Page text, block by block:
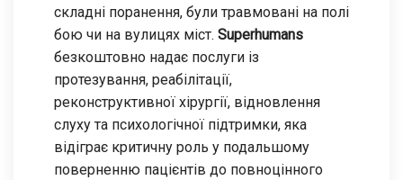
складні поранення, були травмовані на полі
бою чи на вулицях міст. Superhumans
безкоштовно надає послуги із
протезування, реабілітації,
реконструктивної хірургії, відновлення
слуху та психологічної підтримки, яка
відіграє критичну роль у подальшому
поверненню пацієнтів до повноцінного